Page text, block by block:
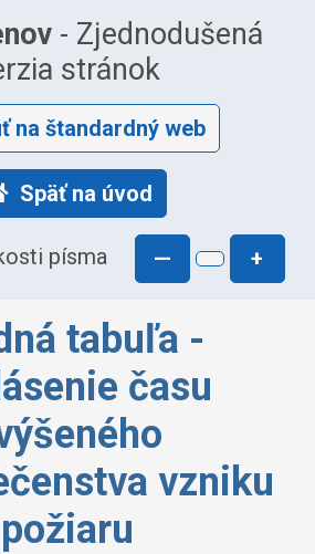
- Zjednodušená
stránok
na štandardný web
Späť na úvod
písma — +
tabuľa -
času
vzniku
požiaru